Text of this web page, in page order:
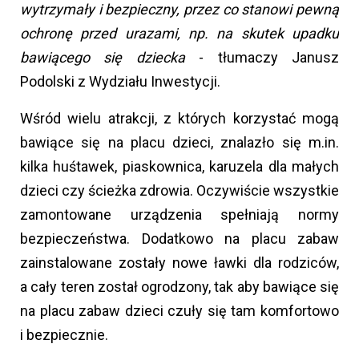
wytrzymały i bezpieczny, przez co stanowi pewną
ochronę przed urazami, np. na skutek upadku
bawiącego się dziecka- tłumaczy Janusz
Podolski z Wydziału Inwestycji.
Wśród wielu atrakcji, z których korzystać mogą
bawiące się na placu dzieci, znalazło się m.in.
kilka huśtawek, piaskownica, karuzela dla małych
dzieci czy ścieżka zdrowia. Oczywiście wszystkie
zamontowane urządzenia spełniają normy
bezpieczeństwa. Dodatkowo na placu zabaw
zainstalowane zostały nowe ławki dla rodziców,
a cały teren został ogrodzony, tak aby bawiące się
na placu zabaw dzieci czuły się tam komfortowo
i bezpiecznie.